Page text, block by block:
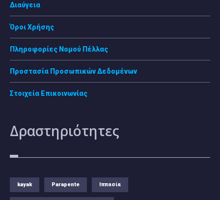
Διαύγεια
Όροι Χρήσης
Πληροφορίες Νομού Πέλλας
Προστασία Προσωπικών Δεδομένων
Στοιχεία Επικοινωνίας
Δραστηριότητες
kayak Parapente Ιππασία